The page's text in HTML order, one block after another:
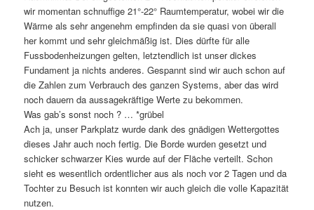
wir momentan schnuffige 21°-22° Raumtemperatur, wobei wir die
Wärme als sehr angenehm empfinden da sie quasi von überall
her kommt und sehr gleichmäßig ist. Dies dürfte für alle
Fussbodenheizungen gelten, letztendlich ist unser dickes
Fundament ja nichts anderes. Gespannt sind wir auch schon auf
die Zahlen zum Verbrauch des ganzen Systems, aber das wird
noch dauern da aussagekräftige Werte zu bekommen.
Was gab’s sonst noch ? … *grübel
Ach ja, unser Parkplatz wurde dank des gnädigen Wettergottes
dieses Jahr auch noch fertig. Die Borde wurden gesetzt und
schicker schwarzer Kies wurde auf der Fläche verteilt. Schon
sieht es wesentlich ordentlicher aus als noch vor 2 Tagen und da
Tochter zu Besuch ist konnten wir auch gleich die volle Kapazität
nutzen.